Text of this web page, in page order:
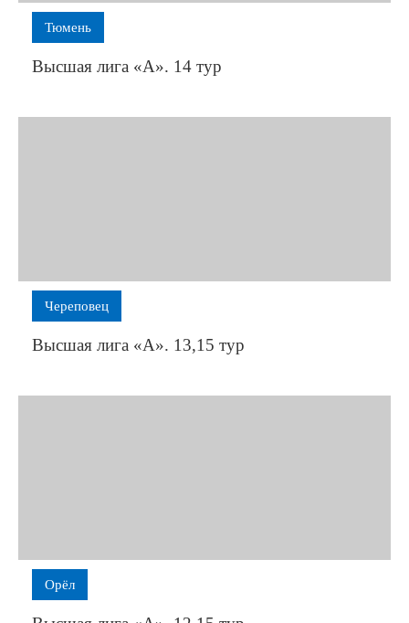
Тюмень
Высшая лига «А». 14 тур
Череповец
Высшая лига «А». 13,15 тур
Орёл